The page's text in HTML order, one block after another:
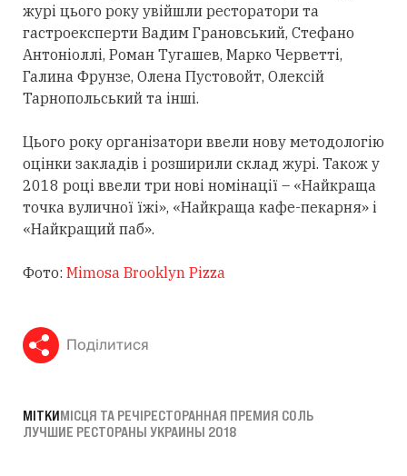
журі цього року увійшли ресторатори та
гастроексперти Вадим Грановський, Стефано
Антоніоллі, Роман Тугашев, Марко Черветті,
Галина Фрунзе, Олена Пустовойт, Олексій
Тарнопольський та інші.
Цього року організатори ввели нову методологію
оцінки закладів і розширили склад журі. Також у
2018 році ввели три нові номінації – «Найкраща
точка вуличної їжі», «Найкраща кафе-пекарня» і
«Найкращий паб».
Фото: Mimosa Brooklyn Pizza
Поділитися
МІТКИМІСЦЯ ТА РЕЧІРЕСТОРАННАЯ ПРЕМИЯ СОЛЬ
ЛУЧШИЕ РЕСТОРАНЫ УКРАИНЫ 2018